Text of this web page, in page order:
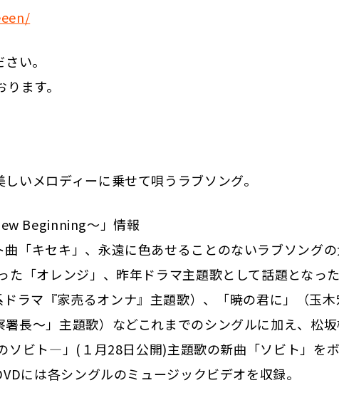
い。
ます。
いメロディーに乗せて唄うラブソング。
Beginning～」情報
「キセキ」、永遠に色あせることのないラブソング
「オレンジ」、昨年ドラマ主題歌として話題となった
ラマ『家売るオンナ』主題歌）、「暁の君に」（玉木
長〜」主題歌）などこれまでのシングルに加え、松
ビト―」(１月28日公開)主題歌の新曲「ソビト」を
には各シングルのミュージックビデオを収録。